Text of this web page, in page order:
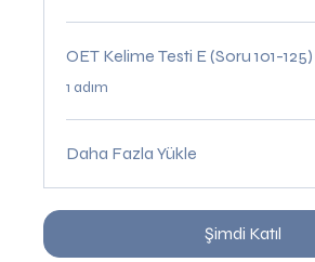
OET Kelime Testi E (Soru 101-125)
.1 adım
Daha Fazla Yükle
Şimdi Katıl